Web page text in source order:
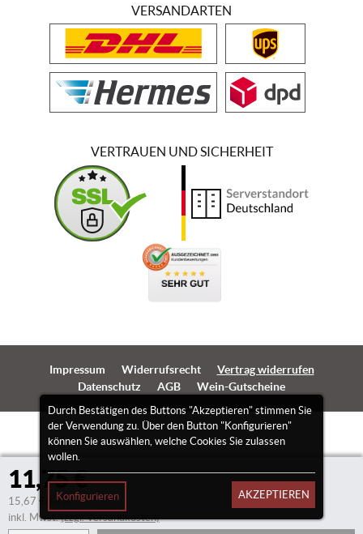
11,75 €
15,67 €/Liter
inkl. Mwst.(zzgl. Versandkosten)
Durch Bestätigen des Buttons "Akzeptieren" stimmen Sie
der Verwendung zu. Über den Button "Konfigurieren"
können Sie auswählen, welche Cookies Sie zulassen
wollen.
Konfigurieren AKZEPTIEREN
VERSANDARTEN
VERTRAUEN UND SICHERHEIT
Impressum Widerrufsrecht
Vertrag widerrufen
Datenschutz
AGB Wein-Gutscheine